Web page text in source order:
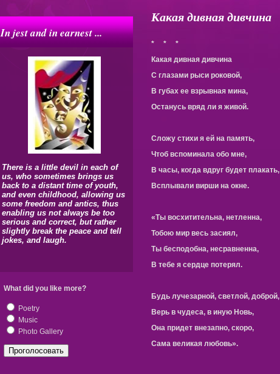
In jest and in earnest ...
There is a little devil in each of
us, who sometimes brings us
back to a distant time of youth,
and even childhood, allowing us
some freedom and antics, thus
enabling us not always be too
serious and correct, but rather
slightly break the peace and tell
jokes, and laugh.
What did you like more?
Poetry
Music
Photo Gallery
Какая дивная дивчина
* * *
Какая дивная дивчина
С глазами рыси роковой,
В губах ее взрывная мина,
Останусь вряд ли я живой.
Сложу стихи я ей на память,
Чтоб вспоминала обо мне,
В часы, когда вдруг будет плакать,
Всплывали вирши на окне.
«Ты восхитительна, нетленна,
Тобою мир весь засиял,
Ты бесподобна, несравненна,
В тебе я сердце потерял.
Будь лучезарной, светлой, доброй,
Верь в чудеса, в иную Новь,
Она придет внезапно, скоро,
Сама великая любовь».